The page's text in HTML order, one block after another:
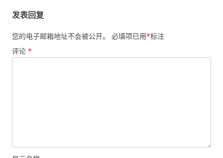
发表回复
您的电子邮箱地址不会被公开。 必填项已用*标注
评论 *